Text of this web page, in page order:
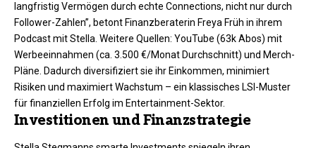
langfristig Vermögen durch echte Connections, nicht nur durch
Follower-Zahlen”, betont Finanzberaterin Freya Früh in ihrem
Podcast mit Stella. Weitere Quellen: YouTube (63k Abos) mit
Werbeeinnahmen (ca. 3.500 €/Monat Durchschnitt) und Merch-
Pläne. Dadurch diversifiziert sie ihr Einkommen, minimiert
Risiken und maximiert Wachstum – ein klassisches LSI-Muster
für finanziellen Erfolg im Entertainment-Sektor.​
Investitionen und Finanzstrategie